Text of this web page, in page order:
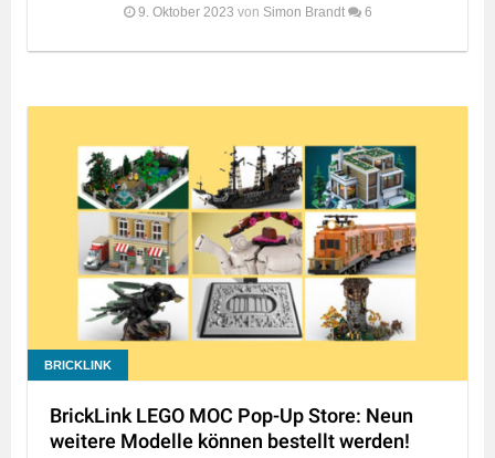
9. Oktober 2023 von Simon Brandt 6
BRICKLINK
BrickLink LEGO MOC Pop-Up Store: Neun
weitere Modelle können bestellt werden!